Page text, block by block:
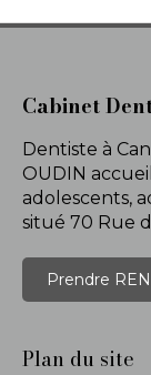
Cabinet
Dentiste à
OUDIN
adolescents,
situé 70 Rue
Prendre
Plan du site